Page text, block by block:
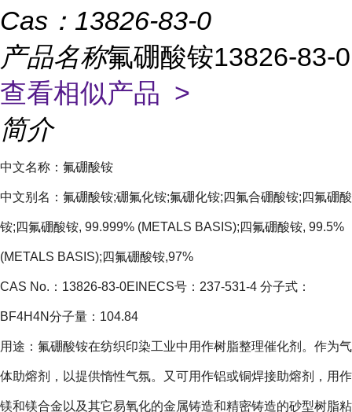
Cas： 13826-83-0
产品名称氟硼酸铵13826-83-0
查看相似产品 >
简介
中文名称：氟硼酸铵
中文别名：氟硼酸铵;硼氟化铵;氟硼化铵;四氟合硼酸铵;四氟硼酸
铵;四氟硼酸铵, 99.999% (METALS BASIS);四氟硼酸铵, 99.5%
(METALS BASIS);四氟硼酸铵,97%
CAS No.：13826-83-0EINECS号：237-531-4 分子式：
BF4H4N分子量：104.84
用途：氟硼酸铵在纺织印染工业中用作树脂整理催化剂。作为气
体助熔剂，以提供惰性气氛。又可用作铝或铜焊接助熔剂，用作
镁和镁合金以及其它易氧化的金属铸造和精密铸造的砂型树脂粘